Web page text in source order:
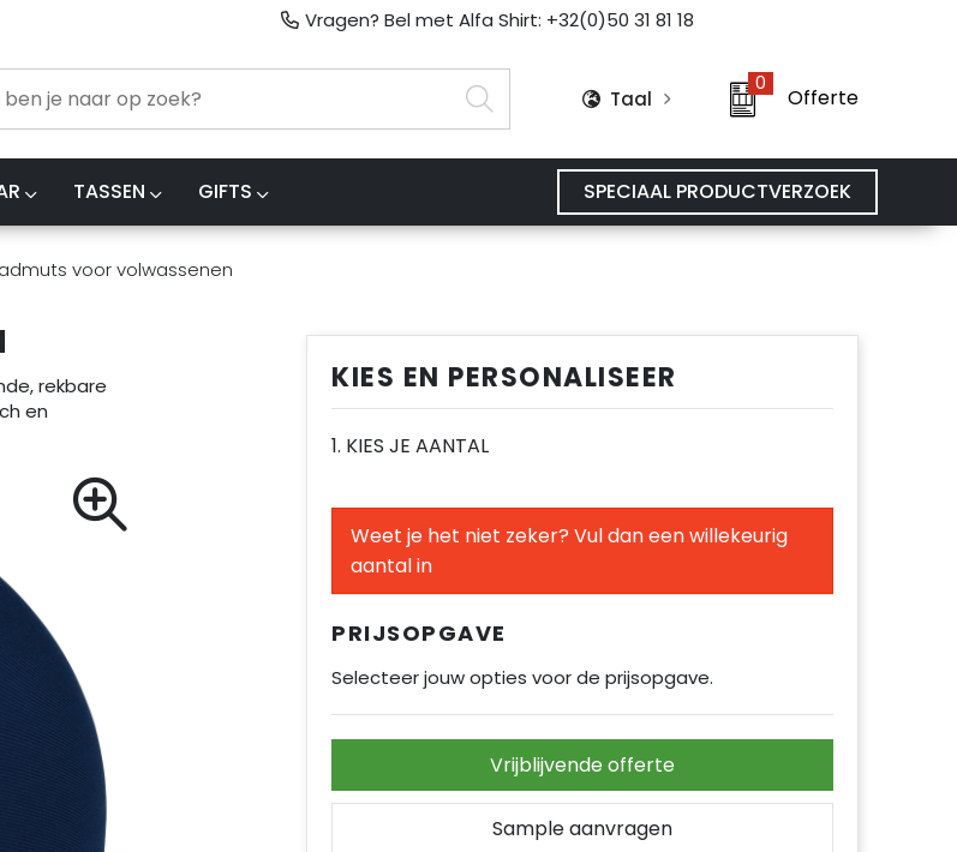
Vragen? Bel met Alfa Shirt: +32(0)50 31 81 18
Taal
0
Offerte
TASSEN GIFTS SPECIAAL PRODUCTVERZOEK
voor volwassenen
rekbare
en
KIES EN PERSONALISEER
1. KIES JE AANTAL
Weet je het niet zeker? Vul dan een willekeurig
aantal in
PRIJSOPGAVE
Selecteer jouw opties voor de prijsopgave.
Vrijblijvende offerte
Sample aanvragen